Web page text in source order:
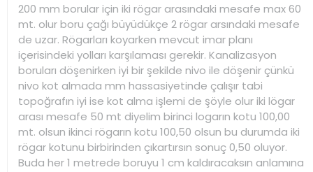
200 mm borular için iki rögar arasındaki mesafe max 60
mt. olur boru çağı büyüdükçe 2 rögar arsındaki mesafe
de uzar. Rögarları koyarken mevcut imar planı
içerisindeki yolları karşılaması gerekir. Kanalizasyon
boruları döşenirken iyi bir şekilde nivo ile döşenir çünkü
nivo kot almada mm hassasiyetinde çalışır tabi
topoğrafın iyi ise kot alma işlemi de şöyle olur iki lögar
arası mesafe 50 mt diyelim birinci logarın kotu 100,00
mt. olsun ikinci rögarın kotu 100,50 olsun bu durumda iki
rögar kotunu birbirinden çıkartırsın sonuç 0,50 oluyor.
Buda her 1 metrede boruyu 1 cm kaldıracaksın anlamına